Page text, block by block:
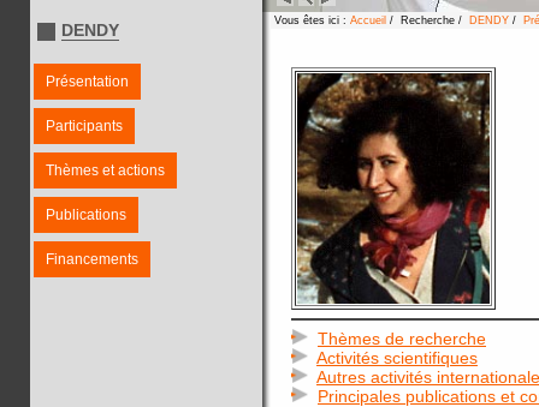
DENDY
Présentation
Participants
Thèmes et actions
Publications
Financements
Vous êtes ici : Accueil / Recherche / DENDY /
Thèmes de recherche
Activités scientifiques
Autres activités
Principales publications et